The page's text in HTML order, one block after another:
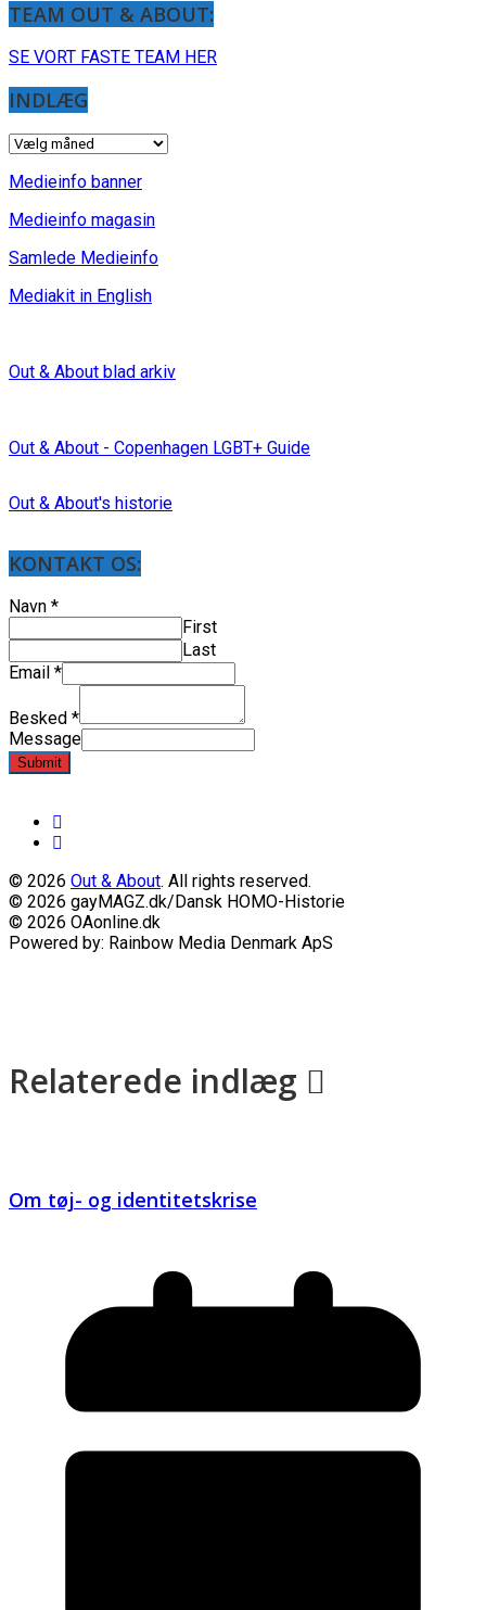
TEAM OUT & ABOUT:
SE VORT FASTE TEAM HER
INDLÆG
INDLÆG
Medieinfo banner
Medieinfo magasin
Samlede Medieinfo
Mediakit in English
Out & About blad arkiv
Out & About - Copenhagen LGBT+ Guide
Out & About's historie
KONTAKT OS:
Navn *
First
Last
Email *
Besked *
Message
Submit
© 2026 Out & About. All rights reserved.
© 2026 gayMAGZ.dk/Dansk HOMO-Historie
© 2026 OAonline.dk
Powered by: Rainbow Media Denmark ApS
Relaterede indlæg
Om tøj- og identitetskrise